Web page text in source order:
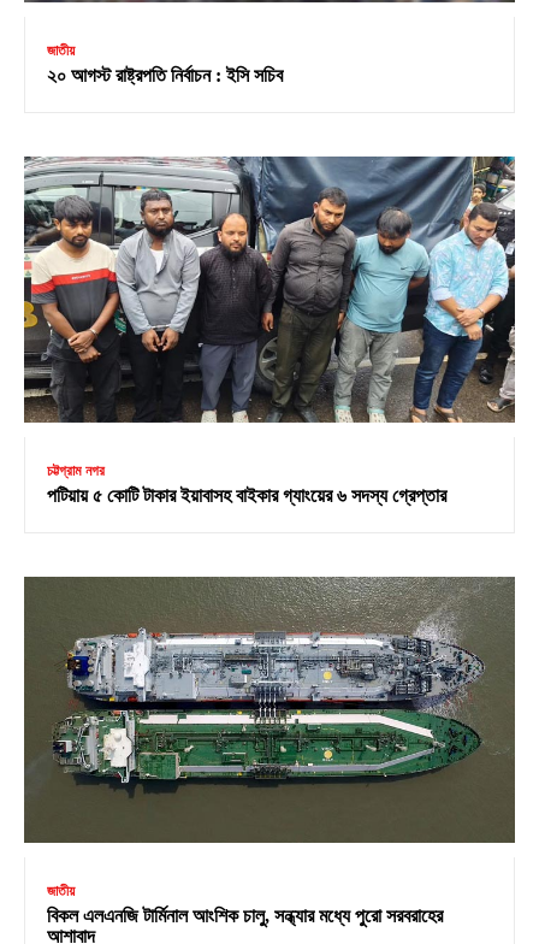
জাতীয়
২০ আগস্ট রাষ্ট্রপতি নির্বাচন : ইসি সচিব
চট্টগ্রাম নগর
পটিয়ায় ৫ কোটি টাকার ইয়াবাসহ বাইকার গ্যাংয়ের ৬ সদস্য গ্রেপ্তার
জাতীয়
বিকল এলএনজি টার্মিনাল আংশিক চালু, সন্ধ্যার মধ্যে পুরো সরবরাহের
আশাবাদ